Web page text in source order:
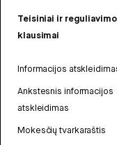
Teisiniai ir reguliavimo
klausimai
Informacijos
Ankstesnis informacijos
atskleidimas
Mokesčių tvarkaraštis